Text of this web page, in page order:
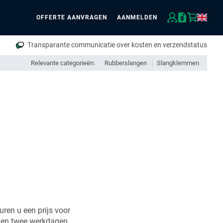
OFFERTE AANVRAGEN AANMELDEN
Transparante communicatie over kosten en verzendstatus
Relevante categorieën: Rubberslangen Slangklemmen
u een prijs voor